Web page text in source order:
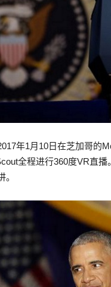
年1月10日在芝加哥的
全程进行360度VR直